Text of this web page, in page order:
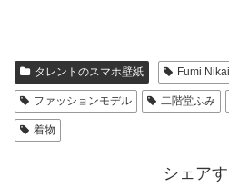
タレントのスマホ壁紙 Fumi
ファッションモデル 二階堂ふみ
着物
シェア